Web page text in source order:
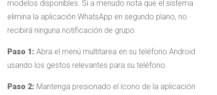
modelos disponibles. Si a menudo nota que el sistema
elimina la aplicación WhatsApp en segundo plano, no
recibirá ninguna notificación de grupo.
Paso 1: Abra el menú multitarea en su teléfono Android
usando los gestos relevantes para su teléfono.
Paso 2: Mantenga presionado el ícono de la aplicación